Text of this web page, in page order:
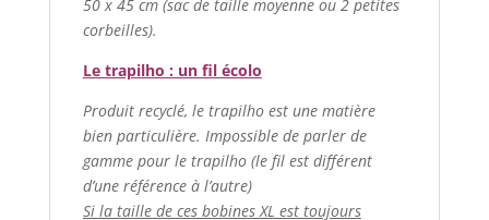
50 x 45 cm (sac de taille moyenne ou 2 petites
corbeilles).
Le trapilho : un fil écolo
Produit recyclé, le trapilho est une matière
bien particulière. Impossible de parler de
gamme pour le trapilho (le fil est différent
d’une référence à l’autre)
Si la taille de ces bobines XL est toujours